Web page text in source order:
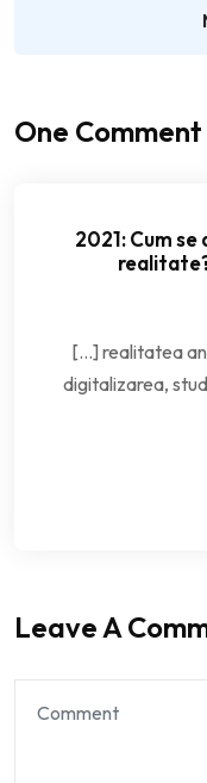
One Comment
2021: Cum
[…] realitatea
digitalizarea,
Leave A